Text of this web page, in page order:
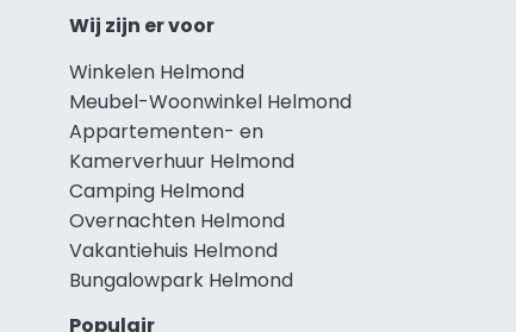
Wij zijn er voor
Winkelen Helmond
Meubel-Woonwinkel Helmond
Appartementen- en
Kamerverhuur Helmond
Camping Helmond
Overnachten Helmond
Vakantiehuis Helmond
Bungalowpark Helmond
Populair